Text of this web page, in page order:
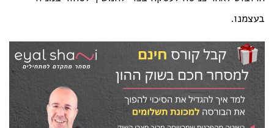
בעצמנו.